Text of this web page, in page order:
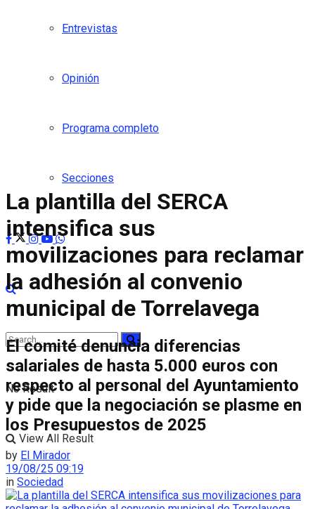
Entrevistas
Opinión
Programa completo
Secciones
No Result
View All Result
La plantilla del SERCA
intensifica sus
movilizaciones para reclamar
la adhesión al convenio
municipal de Torrelavega
El comité denuncia diferencias
salariales de hasta 5.000 euros con
respecto al personal del Ayuntamiento
y pide que la negociación se plasme en
los Presupuestos de 2025
by El Mirador
19/08/25 09:19
in Sociedad